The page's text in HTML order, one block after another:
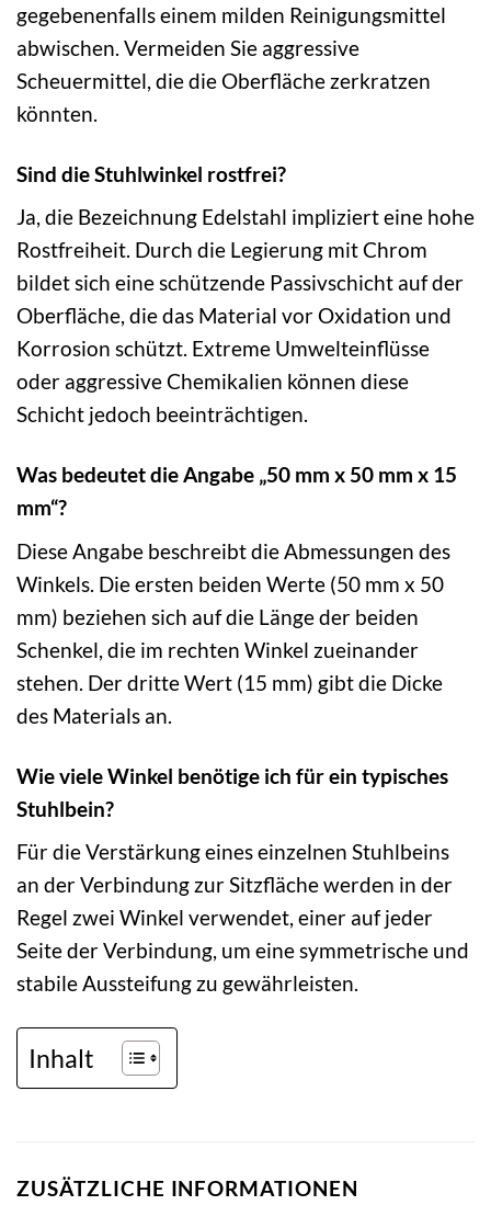
gegebenenfalls einem milden Reinigungsmittel
abwischen. Vermeiden Sie aggressive
Scheuermittel, die die Oberfläche zerkratzen
könnten.
Sind die Stuhlwinkel rostfrei?
Ja, die Bezeichnung Edelstahl impliziert eine hohe
Rostfreiheit. Durch die Legierung mit Chrom
bildet sich eine schützende Passivschicht auf der
Oberfläche, die das Material vor Oxidation und
Korrosion schützt. Extreme Umwelteinflüsse
oder aggressive Chemikalien können diese
Schicht jedoch beeinträchtigen.
Was bedeutet die Angabe „50 mm x 50 mm x 15
mm“?
Diese Angabe beschreibt die Abmessungen des
Winkels. Die ersten beiden Werte (50 mm x 50
mm) beziehen sich auf die Länge der beiden
Schenkel, die im rechten Winkel zueinander
stehen. Der dritte Wert (15 mm) gibt die Dicke
des Materials an.
Wie viele Winkel benötige ich für ein typisches
Stuhlbein?
Für die Verstärkung eines einzelnen Stuhlbeins
an der Verbindung zur Sitzfläche werden in der
Regel zwei Winkel verwendet, einer auf jeder
Seite der Verbindung, um eine symmetrische und
stabile Aussteifung zu gewährleisten.
Inhalt
ZUSÄTZLICHE INFORMATIONEN